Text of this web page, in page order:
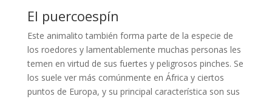
El puercoespín
Este animalito también forma parte de la especie de
los roedores y lamentablemente muchas personas les
temen en virtud de sus fuertes y peligrosos pinches. Se
los suele ver más comúnmente en África y ciertos
puntos de Europa, y su principal característica son sus